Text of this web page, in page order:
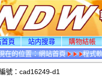
頁 站内搜尋 購物結帳
在的位置：網站首頁 程式
號：cad16249-d1